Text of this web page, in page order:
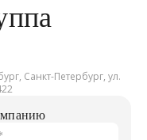
Санкт-Петербург, ул.